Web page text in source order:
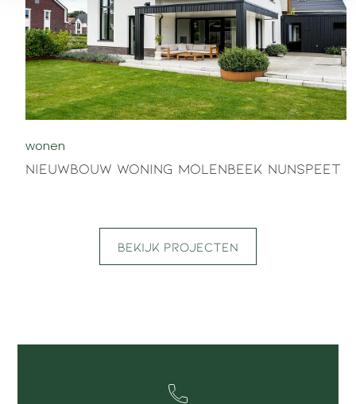
wonen
Nieuwbouw woning Molenbeek Nunspeet
Bekijk projecten